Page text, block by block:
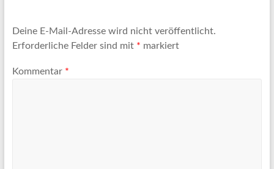
Deine E-Mail-Adresse wird nicht veröffentlicht.
Erforderliche Felder sind mit * markiert
Kommentar *